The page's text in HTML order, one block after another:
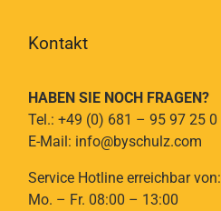
Kontakt
HABEN SIE NOCH FRAGEN?
Tel.: +49 (0) 681 – 95 97 25 0
E-Mail: info@byschulz.com
Service Hotline erreichbar von:
Mo. – Fr. 08:00 – 13:00